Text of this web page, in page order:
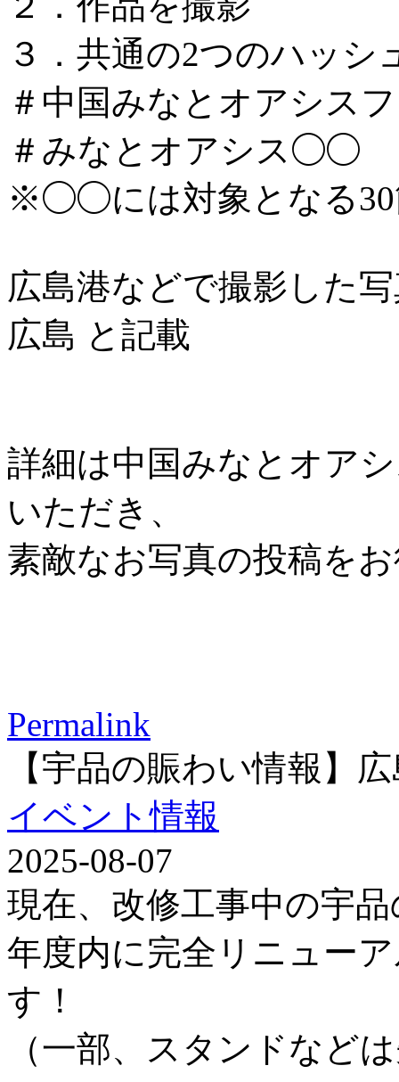
３．共通の2つのハッシ
＃中国みなとオアシス
＃みなとオアシス◯◯
※◯◯には対象となる30
広島港などで撮影した
広島 と記載
詳細は中国みなとオア
いただき、
素敵なお写真の投稿を
Permalink
【宇品の賑わい情報】
イベント情報
2025-08-07
現在、改修工事中の宇
年度内に完全リニュー
す！
（一部、スタンドなど